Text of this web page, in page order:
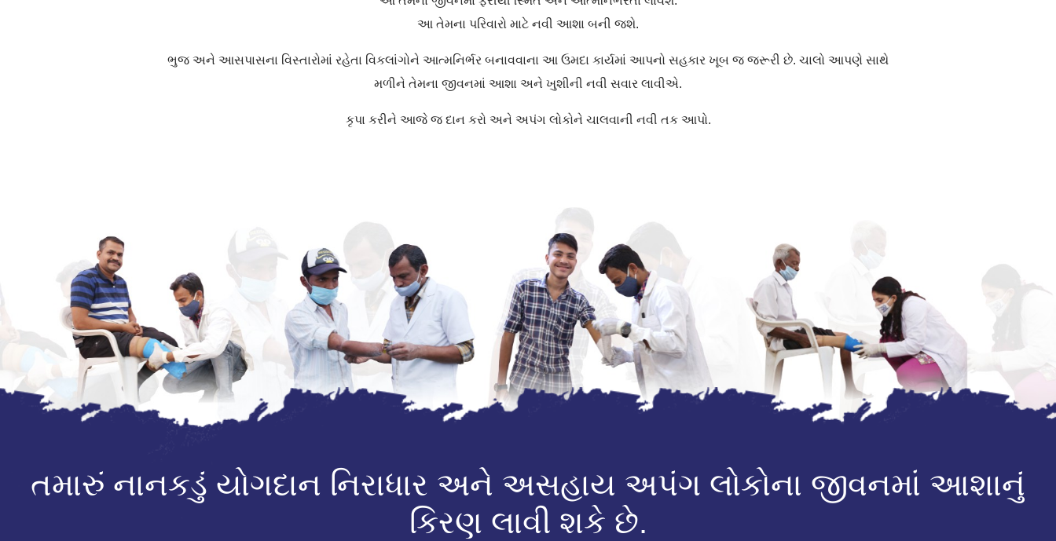
આ તેમના પરિવારો માટે નવી આશા બની જશે.
ભુજ અને આસપાસના વિસ્તારોમાં રહેતા વિકલાંગોને આત્મનિર્ભર બનાવવાના આ ઉમદા કાર્યમાં આપનો સહકાર ખૂબ જ જરૂરી છે. ચાલો આપણે સાથે
મળીને તેમના જીવનમાં આશા અને ખુશીની નવી સવાર લાવીએ.
કૃપા કરીને આજે જ દાન કરો અને અપંગ લોકોને ચાલવાની નવી તક આપો.
તમારું નાનકડું યોગદાન નિરાધાર અને અસહાય અપંગ લોકોના જીવનમાં આશાનું
કિરણ લાવી શકે છે.